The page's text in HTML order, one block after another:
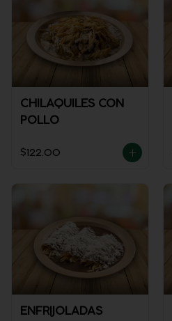
CHILAQUILES CON
POLLO
$122.00
ENFRIJOLADAS